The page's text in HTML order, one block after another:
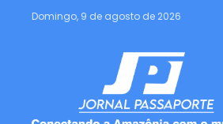
Domingo, 9 de agosto de 2026